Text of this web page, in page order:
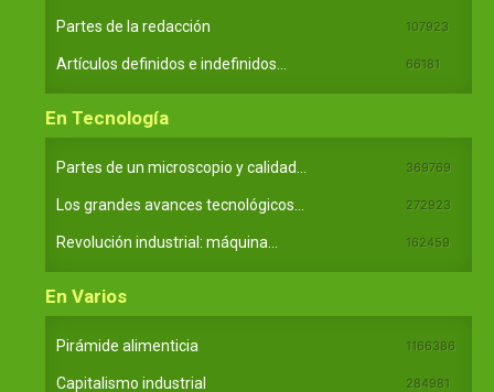
Partes de la redacción 107923
Artículos definidos e indefinidos... 66181
En Tecnología
Partes de un microscopio y calidad... 369769
Los grandes avances tecnológicos... 272923
Revolución industrial: máquina... 162459
En Varios
Pirámide alimenticia 1166386
Capitalismo industrial 284981